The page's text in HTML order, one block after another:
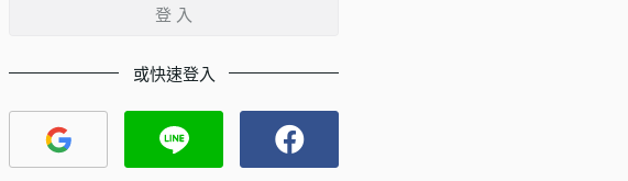
登 入
或快速登入